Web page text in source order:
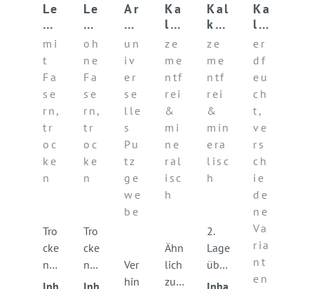
Le
h
m
un
te
rp
ut
z
B
AS
E
mi
t
Fa
se
rn,
tr
oc
ke
n
Tro
cke
ner
Leh
Le
h
m
ob
er
pu
tz
B
AS
E
oh
ne
Fa
se
rn,
tr
oc
ke
n
Tro
cke
ner
Leh
Ar
mi
er
un
ge
w
eb
e
Un
iv
er
sa
l
un
iv
er
se
lle
s
Pu
tz
ge
we
be
Ver
hin
Ka
lk
gr
un
dp
ut
z
KA
LK
ze
me
ntf
rei
&
mi
ne
ral
isc
h
Ähn
lich
zu
Kal
kfe
inp
utz
KA
LK
ze
me
ntf
rei
&
min
era
lisc
h
2.
Lage
über
dem
Ka
lk
pu
tz
ör
te
l
KA
LK
er
df
eu
ch
t,
ve
rs
ch
ie
de
ne
Va
ria
nt
en